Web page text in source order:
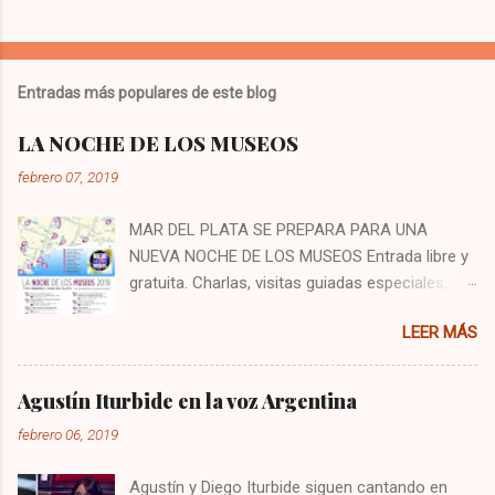
Entradas más populares de este blog
LA NOCHE DE LOS MUSEOS
febrero 07, 2019
MAR DEL PLATA SE PREPARA PARA UNA
NUEVA NOCHE DE LOS MUSEOS Entrada libre y
gratuita. Charlas, visitas guiadas especiales,
musicales para disfrutar en familia con entrada
libre y gratuita. La 8ª edición de La Noche de
los Museos se celebrará el jueves 7 de febrero
en 11 espacios de la ciudad. Este gran evento
LEER MÁS
Agustín Iturbide en la voz Argentina
febrero 06, 2019
Agustín y Diego Iturbide siguen cantando en